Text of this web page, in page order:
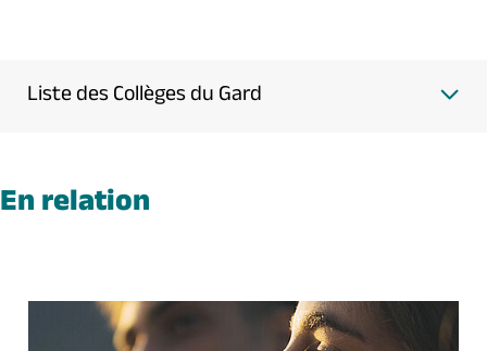
Liste des Collèges du Gard
En relation